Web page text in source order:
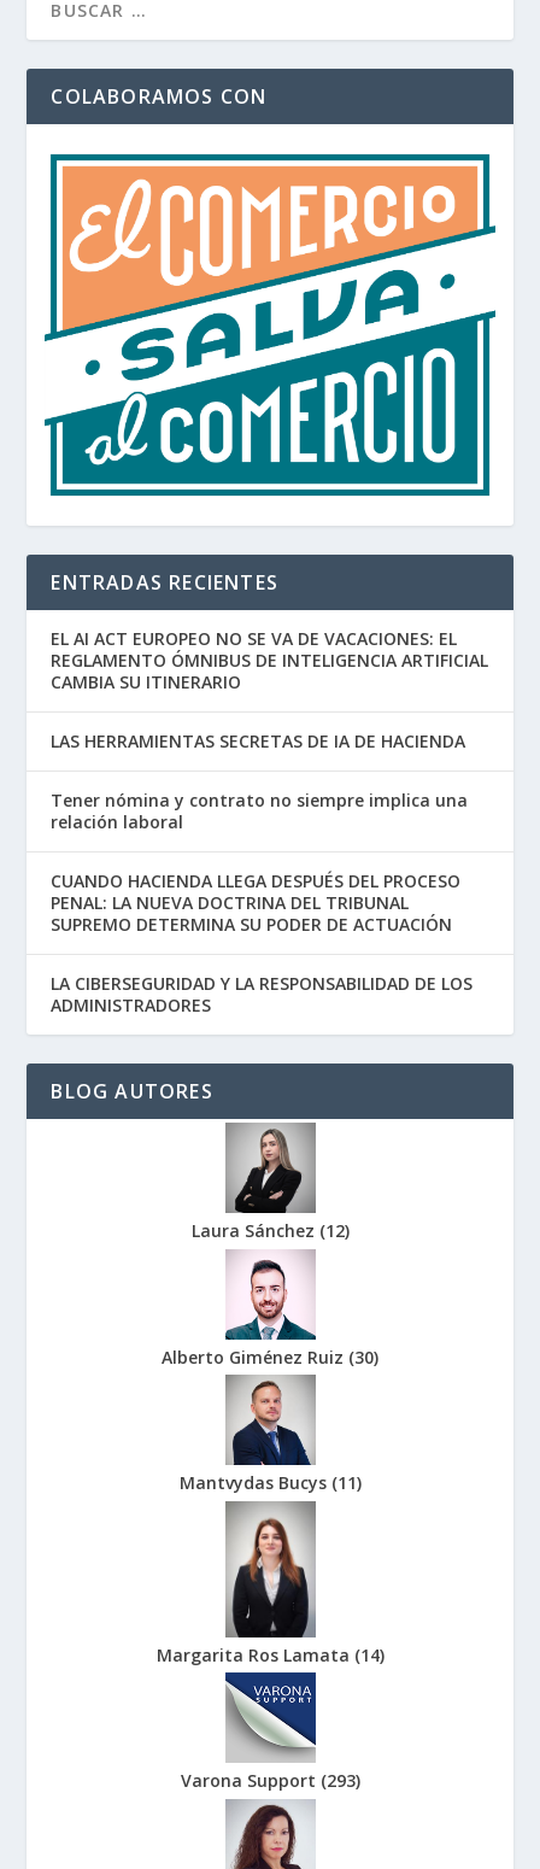
COLABORAMOS CON
ENTRADAS RECIENTES
EL AI ACT EUROPEO NO SE VA DE VACACIONES: EL
REGLAMENTO ÓMNIBUS DE INTELIGENCIA ARTIFICIAL
CAMBIA SU ITINERARIO
LAS HERRAMIENTAS SECRETAS DE IA DE HACIENDA
Tener nómina y contrato no siempre implica una
relación laboral
CUANDO HACIENDA LLEGA DESPUÉS DEL PROCESO
PENAL: LA NUEVA DOCTRINA DEL TRIBUNAL
SUPREMO DETERMINA SU PODER DE ACTUACIÓN
LA CIBERSEGURIDAD Y LA RESPONSABILIDAD DE LOS
ADMINISTRADORES
BLOG AUTORES
Laura Sánchez (12)
Alberto Giménez Ruiz (30)
Mantvydas Bucys (11)
Margarita Ros Lamata (14)
Varona Support (293)